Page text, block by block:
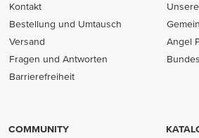
Kontakt
Bestellung und Umtausch
Versand
Fragen und Antworten
Barrierefreiheit
Angel
COMMUNITY